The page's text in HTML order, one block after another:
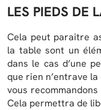
LES PIEDS DE
Cela peut paraitre
la table sont un
dans le cas d’une
que rien n’entrave
vous
Cela permettra de